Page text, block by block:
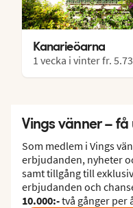
Kanarieöarna
1 vecka i vinter fr.
Vings vänner –
Som medlem i Vings
erbjudanden, nyheter
samt tillgång till
erbjudanden och
10.000:-två gånger per